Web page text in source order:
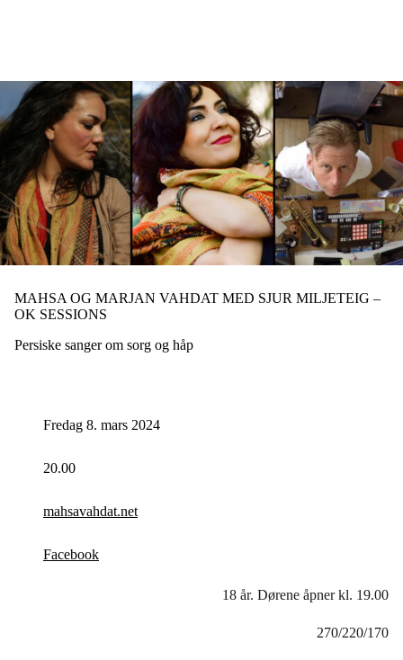
MAHSA OG MARJAN VAHDAT MED SJUR MILJETEIG –
OK SESSIONS
Persiske sanger om sorg og håp
Fredag 8. mars 2024
20.00
mahsavahdat.net
Facebook
18 år. Dørene åpner kl. 19.00
270/220/170